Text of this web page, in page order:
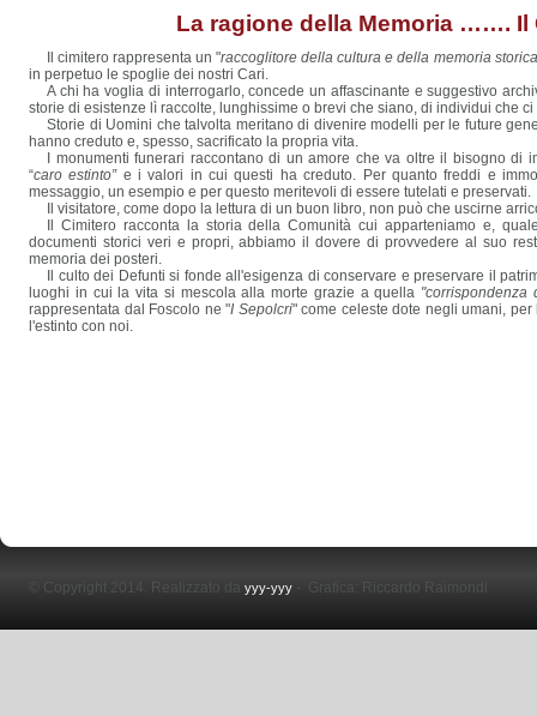
La ragione della Memoria ……. Il
Il cimitero rappresenta un "raccoglitore della cultura e della memoria
in perpetuo le spoglie dei nostri Cari.
A chi ha voglia di interrogarlo, concede un affascinante e suggestivo
storie di esistenze lì raccolte, lunghissime o brevi che siano, di individui che
Storie di Uomini che talvolta meritano di divenire modelli per le future
hanno creduto e, spesso, sacrificato la propria vita.
I monumenti funerari raccontano di un amore che va oltre il bisogno di
“caro estinto”e i valori in cui questi ha creduto. Per quanto freddi e
messaggio, un esempio e per questo meritevoli di essere tutelati e preservati.
Il visitatore, come dopo la lettura di un buon libro, non può che uscirne
Il Cimitero racconta la storia della Comunità cui apparteniamo e,
documenti storici veri e propri, abbiamo il dovere di provvedere al suo
memoria dei posteri.
Il culto dei Defunti si fonde all'esigenza di conservare e preservare il
luoghi in cui la vita si mescola alla morte grazie a quella "corrispondenza
rappresentata dal Foscolo ne "I Sepolcri" come celeste dote negli umani,
l'estinto con noi.
© Copyright 2014. Realizzato da yyy-yyy - Grafica: Riccardo Raimondi